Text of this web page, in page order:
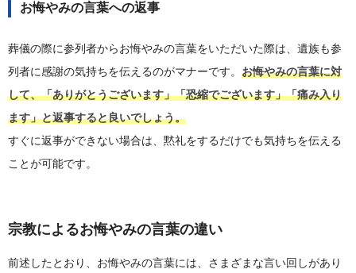
お悔やみの言葉への返事
葬儀の際に参列者からお悔やみの言葉をいただいた際は、遺族も参
列者に感謝の気持ちを伝えるのがマナーです。 お悔やみの言葉に対
して、「ありがとうございます」「恐縮でございます」「痛み入り
ます」と返事すると良いでしょう。
すぐに返事ができない場合は、黙礼をするだけでも気持ちを伝える
ことが可能です。
宗教によるお悔やみの言葉の違い
前述したとおり、お悔やみの言葉には、さまざまな言い回しがあり